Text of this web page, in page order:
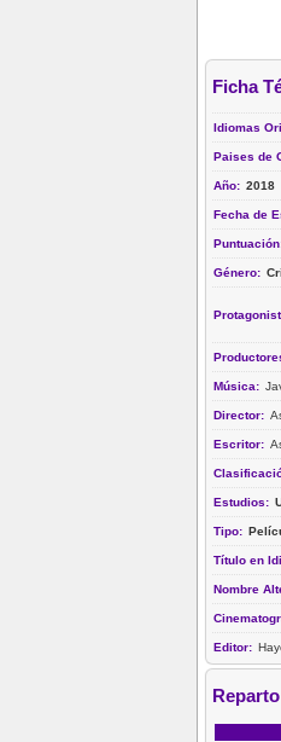
Ficha
Idiomas
Paises de
Año: 2018
Fecha de
Género:
Música:
Director:
Escritor:
Estudios:
Tipo:
Título en
Nombre
Editor:
Reparto